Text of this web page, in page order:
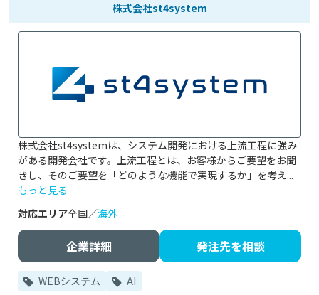
株式会社st4system
株式会社st4systemは、システム開発における上流工程に強み
がある開発会社です。上流工程とは、お客様からご要望をお聞
きし、そのご要望を「どのような機能で実現するか」を考え...
もっと見る
対応エリア全国／海外
企業詳細 発注先を相談
WEBシステム AI